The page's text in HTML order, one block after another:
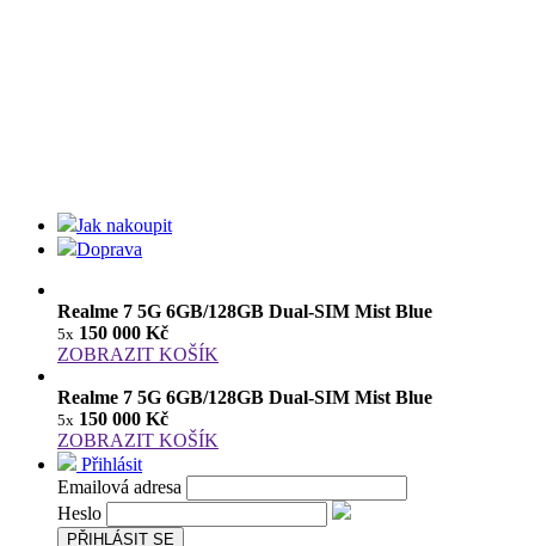
Jak nakoupit
Doprava
Realme 7 5G 6GB/128GB Dual-SIM Mist Blue
5x 150 000 Kč
ZOBRAZIT KOŠÍK
Realme 7 5G 6GB/128GB Dual-SIM Mist Blue
5x 150 000 Kč
ZOBRAZIT KOŠÍK
Přihlásit
Emailová adresa
Heslo
PŘIHLÁSIT SE